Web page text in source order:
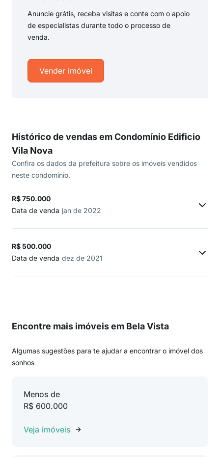
Anuncie grátis, receba visitas e conte com o apoio
de especialistas durante todo o processo de
venda.
Vender imóvel
Histórico de vendas em Condomínio Edificio
Vila Nova
Confira os dados da prefeitura sobre os imóveis vendidos
neste condomínio.
R$ 750.000
Data de venda jan de 2022
R$ 500.000
Data de venda dez de 2021
Encontre mais imóveis em Bela Vista
Algumas sugestões para te ajudar a encontrar o imóvel dos
sonhos
Menos de
R$ 600.000
Veja imóveis